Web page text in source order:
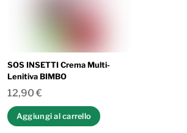
SOS INSETTI Crema Multi-
Lenitiva BIMBO
12,90 €
Aggiungi al carrello